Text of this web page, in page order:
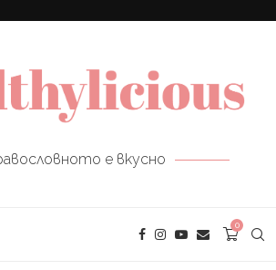
е вкусно
0